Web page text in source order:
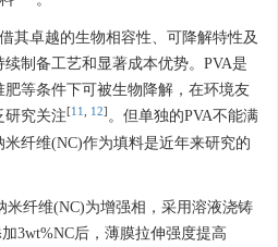
其卓越的生物相容性、可降解特性及
制备工艺和显著成本优势。PVA是
等条件下可被生物降解，在环境友
研究关注[11 12] 。但单独的PVA不能满
纤维(NC)作为填料是近年来研究的
米纤维(NC)为增强相，采用溶液浇铸
3wt%NC后，薄膜拉伸强度提高